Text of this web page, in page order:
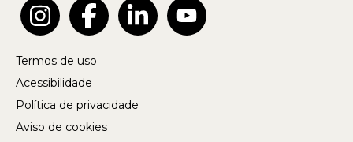
Termos de uso
Acessibilidade
Política de privacidade
Aviso de cookies